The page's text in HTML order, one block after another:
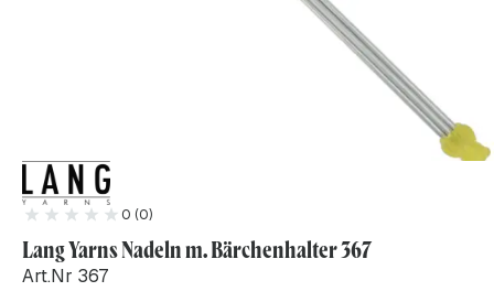
0 (0)
Lang Yarns Nadeln m. Bärchenhalter 367
Art.Nr 367